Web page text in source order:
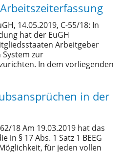
14.05.2019, C-55/18: In
hat der EuGH
Arbeitgeber
zur
In dem vorliegenden
in der
18 Am 19.03.2019 hat das
in § 17 Abs. 1 Satz 1 BEEG
für jeden vollen